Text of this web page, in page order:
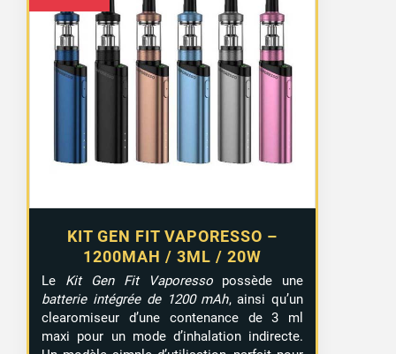
KIT GEN FIT VAPORESSO –
1200MAH / 3ML / 20W
Le Kit Gen Fit Vaporessopossède une
batterie intégrée de 1200 mAh, ainsi qu’un
clearomiseur d’une contenance de 3 ml
maxi pour un mode d’inhalation indirecte.